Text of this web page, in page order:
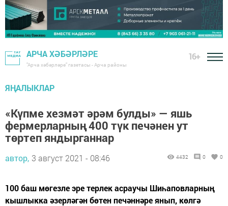
АРЧА ХӘБӘРЛӘРЕ
"Арча хәбәрләре" газетасы - Арча районы
16+
ЯҢАЛЫКЛАР
«Күпме хезмәт әрәм булды» — яшь
фермерларның 400 түк печәнен ут
төртеп яндырганнар
автор, 3 август 2021 - 08:46 4432 0 0
100 баш мөгезле эре терлек асраучы Шиһаповларның
кышлыкка әзерләгән бөтен печәннәре янып, көлгә